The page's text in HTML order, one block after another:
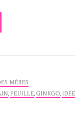
MÈRES
, FEUILLE,GINKGO, IDÉE